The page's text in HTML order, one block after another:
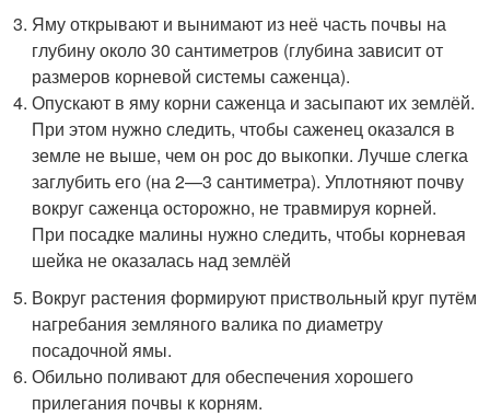
Яму открывают и вынимают из неё часть почвы на
глубину около 30 сантиметров (глубина зависит от
размеров корневой системы саженца).
Опускают в яму корни саженца и засыпают их землёй.
При этом нужно следить, чтобы саженец оказался в
земле не выше, чем он рос до выкопки. Лучше слегка
заглубить его (на 2—3 сантиметра). Уплотняют почву
вокруг саженца осторожно, не травмируя корней.
При посадке малины нужно следить, чтобы корневая
шейка не оказалась над землёй
Вокруг растения формируют приствольный круг путём
нагребания земляного валика по диаметру
посадочной ямы.
Обильно поливают для обеспечения хорошего
прилегания почвы к корням.